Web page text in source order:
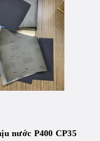
nước P400 CP35